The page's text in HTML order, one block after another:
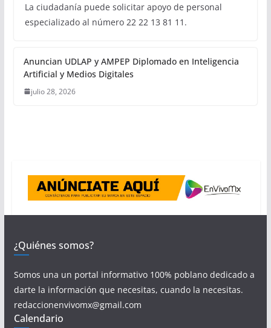
La ciudadanía puede solicitar apoyo de personal
especializado al número 22 22 13 81 11.
Anuncian UDLAP y AMPEP Diplomado en Inteligencia
Artificial y Medios Digitales
julio 28, 2026
¿Quiénes somos?
Somos una un portal informativo 100% poblano dedicado a
darte la información que necesitas, cuando la necesitas.
redaccionenvivomx@gmail.com
Calendario